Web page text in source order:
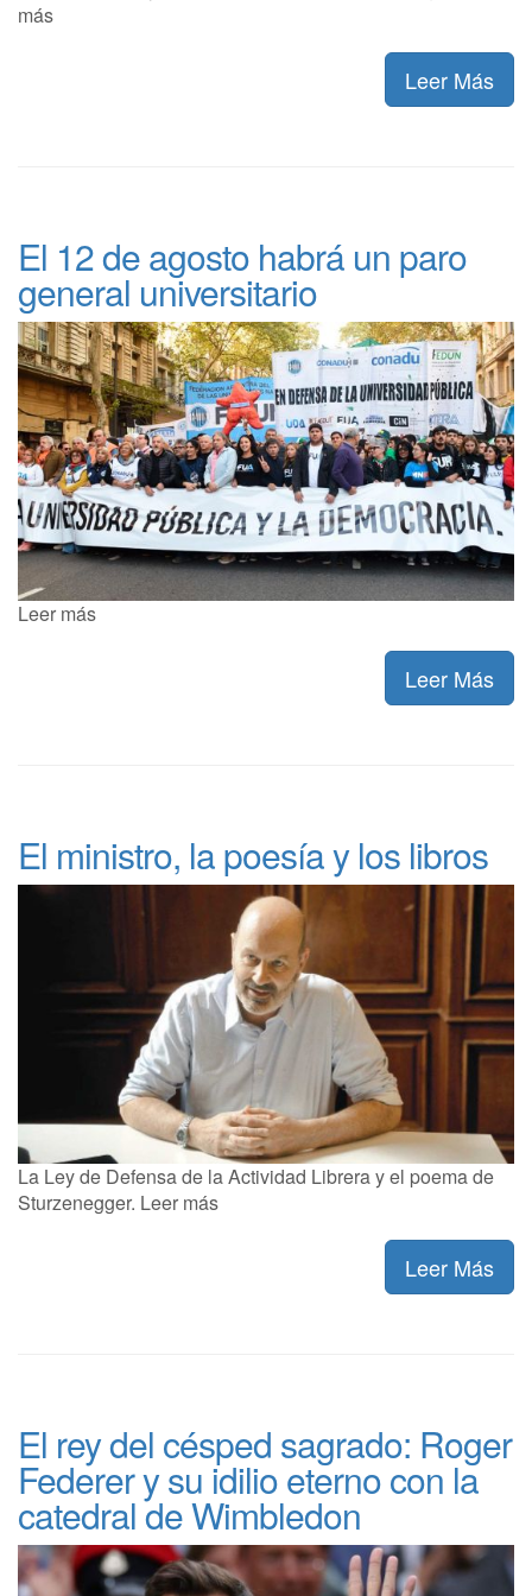
más
Leer Más
El 12 de agosto habrá un paro
general universitario
Leer más
Leer Más
El ministro, la poesía y los libros
La Ley de Defensa de la Actividad Librera y el poema de
Sturzenegger. Leer más
Leer Más
El rey del césped sagrado: Roger
Federer y su idilio eterno con la
catedral de Wimbledon